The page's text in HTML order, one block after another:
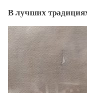
В лучших